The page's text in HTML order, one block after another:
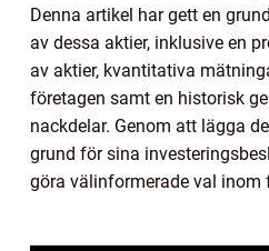
Denna artikel har gett en
av dessa aktier, inklusive en
av aktier, kvantitativa
företagen samt en historisk
nackdelar. Genom att lägga
grund för sina
göra välinformerade val inom